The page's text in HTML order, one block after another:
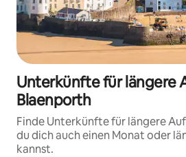
Unterkünfte für längere
Blaenporth
Finde Unterkünfte für längere
du dich auch einen Monat oder
kannst.